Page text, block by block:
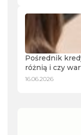
Pośrednik
różnią i czy
16.06.2026